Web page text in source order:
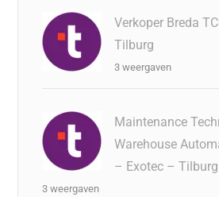
Verkoper Breda
Tilburg
3 weergaven
Maintenance
Warehouse
– Exotec – Tilburg
3 weergaven